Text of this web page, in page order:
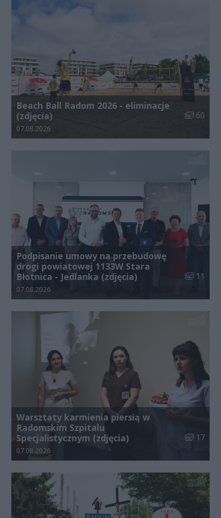
Beach Ball Radom 2026 - eliminacje
(zdjęcia)
Liczba
60
Data dodania galerii:
07.08.2026
Podpisanie umowy na przebudowę
drogi powiatowej 1133W Stara
Błotnica - Jedlanka (zdjęcia)
Liczba
11
Data dodania galerii:
07.08.2026
Warsztaty karmienia piersią w
Radomskim Szpitalu
Specjalistycznym (zdjęcia)
Liczba
17
Data dodania galerii:
07.08.2026